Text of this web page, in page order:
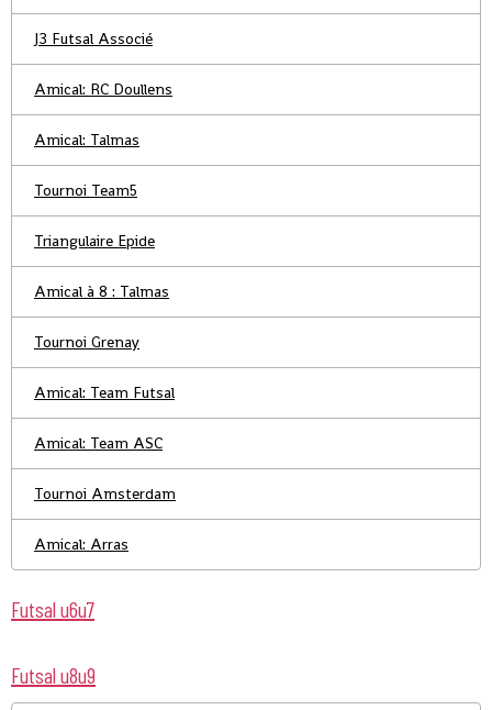
J3 Futsal Associé
Amical: RC Doullens
Amical: Talmas
Tournoi Team5
Triangulaire Epide
Amical à 8 : Talmas
Tournoi Grenay
Amical: Team Futsal
Amical: Team ASC
Tournoi Amsterdam
Amical: Arras
Futsal u6u7
Futsal u8u9